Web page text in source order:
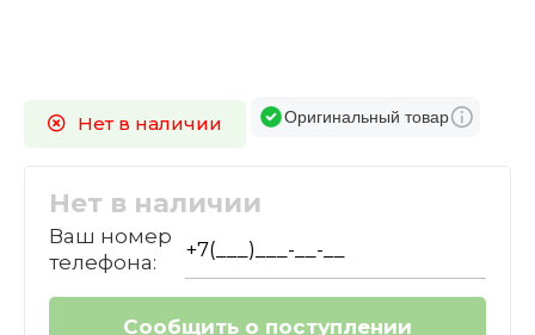
Нет в наличии Оригинальный товар
Нет в наличии
Ваш номер
телефона: